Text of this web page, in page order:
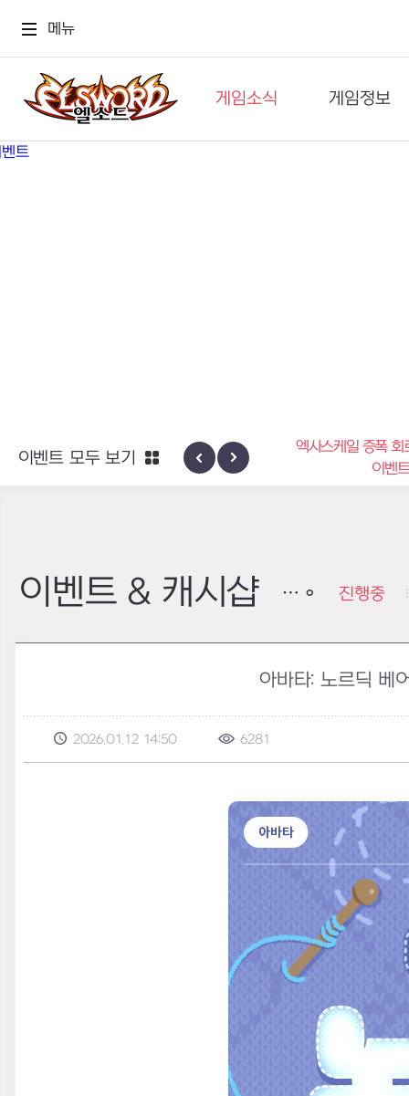
메뉴
게임소식
공지사항
게임정보
세계관
엑사스케일 증폭 회로 보급 터미널
이벤트
하이반의 엑사
이벤트 모두 보기
이벤트 & 캐시샵 진행중
아바타: 노르딕 베
2026.01.12 14:50 6281